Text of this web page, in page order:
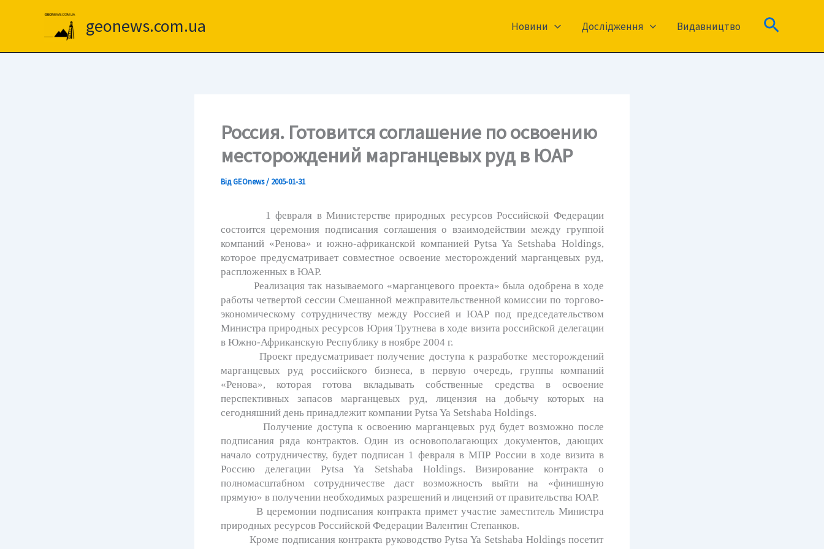
geonews.com.ua Новини Дослідження Видавництво Пошук
Россия. Готовится соглашение по освоению
месторождений марганцевых руд в ЮАР
ВідGEOnews/ 2005-01-31
1 февраля в Министерстве природных ресурсов Российской Федерации
состоится церемония подписания соглашения о взаимодействии между группой
компаний «Ренова» и южно-африканской компанией Pytsa Ya Setshaba Holdings,
которое предусматривает совместное освоение месторождений марганцевых руд,
распложенных в ЮАР.
Реализация так называемого «марганцевого проекта» была одобрена в ходе
работы четвертой сессии Смешанной межправительственной комиссии по торгово-
экономическому сотрудничеству между Россией и ЮАР под председательством
Министра природных ресурсов Юрия Трутнева в ходе визита российской делегации
в Южно-Африканскую Республику в ноябре 2004 г.
Проект предусматривает получение доступа к разработке месторождений
марганцевых руд российского бизнеса, в первую очередь, группы компаний
«Ренова», которая готова вкладывать собственные средства в освоение
перспективных запасов марганцевых руд, лицензия на добычу которых на
сегодняшний день принадлежит компании Pytsa Ya Setshaba Holdings.
Получение доступа к освоению марганцевых руд будет возможно после
подписания ряда контрактов. Один из основополагающих документов, дающих
начало сотрудничеству, будет подписан 1 февраля в МПР России в ходе визита в
Россию делегации Pytsa Ya Setshaba Holdings. Визирование контракта о
полномасштабном сотрудничестве даст возможность выйти на «финишную
прямую» в получении необходимых разрешений и лицензий от правительства ЮАР.
В церемонии подписания контракта примет участие заместитель Министра
природных ресурсов Российской Федерации Валентин Степанков.
Кроме подписания контракта руководство Pytsa Ya Setshaba Holdings посетит